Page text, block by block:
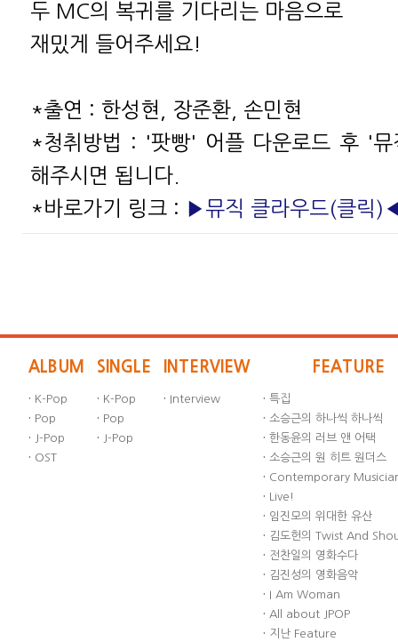
두 MC의 복귀를 기다리는 마음으로
재밌게 들어주세요!
*출연 : 한성현, 장준환, 손민현
*청취방법 : '팟빵' 어플 다운로드 후 '뮤
해주시면 됩니다.
*바로가기 링크 : ▶뮤직 클라우드(클릭
ALBUM
· K-Pop
· Pop
· J-Pop
· OST
SINGLE
· K-Pop
· Pop
· J-Pop
INTERVIEW
· Interview
FEATURE
· 특집
· 소승근의 하나씩 하나씩
· 한동윤의 러브 앤 어택
· 소승근의 원 히트 원더스
· Contemporary
· Live!
· 임진모의 위대한 유산
· 김도헌의 Twist And
· 전찬일의 영화수다
· 김진성의 영화음악
· I Am Woman
· All about JPOP
· 지난 Feature